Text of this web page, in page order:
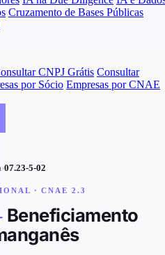
Cruzamento de Bases Públicas
CNPJ Grátis Consultar
por Sócio Empresas por CNAE
›07.23-5-02
· CNAE 2.3
Beneficiamento